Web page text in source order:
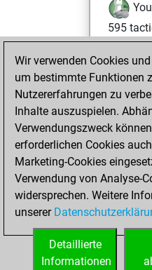
595
solved
positions
an Elo
tactics
2026
You
your
Wir verwenden Cookies
um bestimmte Funktionen
Nutzererfahrungen zu
Inhalte auszuspielen.
Verwendungszweck
erforderlichen Cookies
Marketing-Cookies
Verwendung von Analyse-
widersprechen. Weitere
unserer
Detaillierte
Informationen